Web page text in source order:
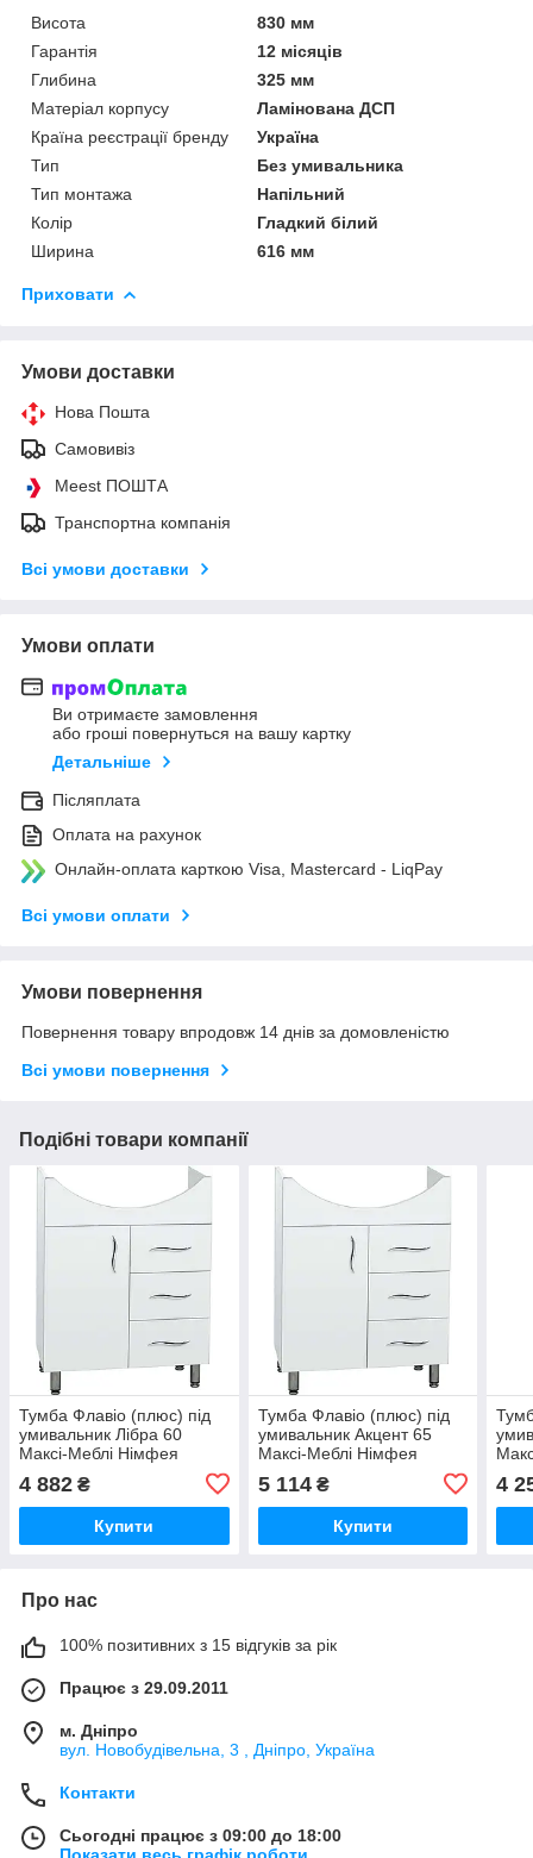
Висота
830 мм
Гарантія
12 місяців
Глибина
325 мм
Матеріал корпусу
Ламінована ДСП
Країна реєстрації бренду
Україна
Тип
Без умивальника
Тип монтажа
Напільний
Колір
Гладкий білий
Ширина
616 мм
Приховати
Умови доставки
Нова Пошта
Самовивіз
Meest ПОШТА
Транспортна компанія
Всі умови доставки
Умови оплати
Ви отримаєте замовлення
або гроші повернуться на вашу картку
Детальніше
Післяплата
Оплата на рахунок
Онлайн-оплата карткою Visa, Mastercard - LiqPay
Всі умови оплати
Умови повернення
Повернення товару впродовж 14 днів за домовленістю
Всі умови повернення
Подібні товари компанії
Тумба Флавіо (плюс) під
умивальник Лібра 60
Максі-Меблі Німфея
4 882 ₴
Купити
Тумба Флавіо (плюс) під
умивальник Акцент 65
Максі-Меблі Німфея
5 114₴
Купити
4
Про нас
100% позитивних з 15 відгуків за рік
Працює з 29.09.2011
м. Дніпро
вул. Новобудівельна, 3 , Дніпро, Україна
Контакти
Сьогодні працює з 09:00 до 18:00
Показати весь графік роботи